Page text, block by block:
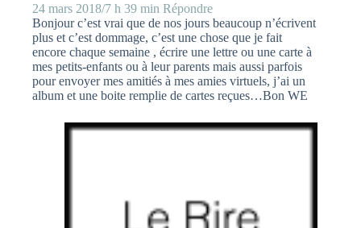
24 mars 2018/7 h 39 min Répondre
Bonjour c’est vrai que de nos jours beaucoup n’écrivent
plus et c’est dommage, c’est une chose que je fait
encore chaque semaine , écrire une lettre ou une carte à
mes petits-enfants ou à leur parents mais aussi parfois
pour envoyer mes amitiés à mes amies virtuels, j’ai un
album et une boite remplie de cartes reçues…Bon WE